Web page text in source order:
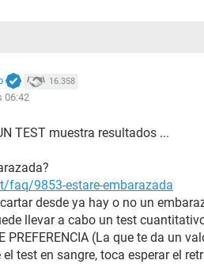
16.358
06:42
TEST muestra resultados ...
faq/9853-estare-embarazada
desde ya hay o no un
llevar a cabo un test
PREFERENCIA (La que te da un
test en sangre, toca esperar el